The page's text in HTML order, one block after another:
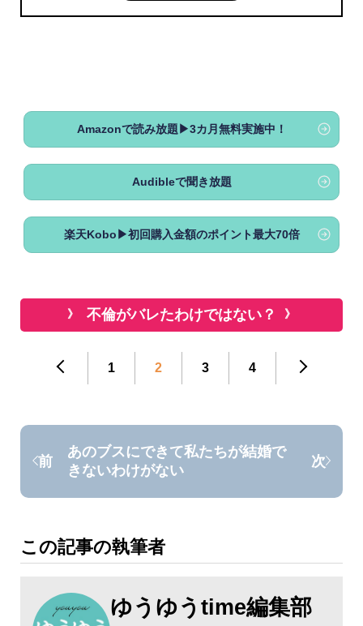
Amazonで読み放題▶3カ月無料実施中！
Audibleで聞き放題
楽天Kobo▶初回購入金額のポイント最大70倍
不倫がバレたわけではない？
1 2 3 4
前
あのブスにできて私たちが結婚で
きないわけがない
次
この記事の執筆者
ゆうゆうtime編集部